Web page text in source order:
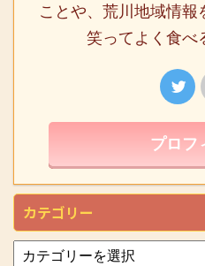
ことや、荒川地域情報
笑ってよく食べ
プロフ
カテゴリー